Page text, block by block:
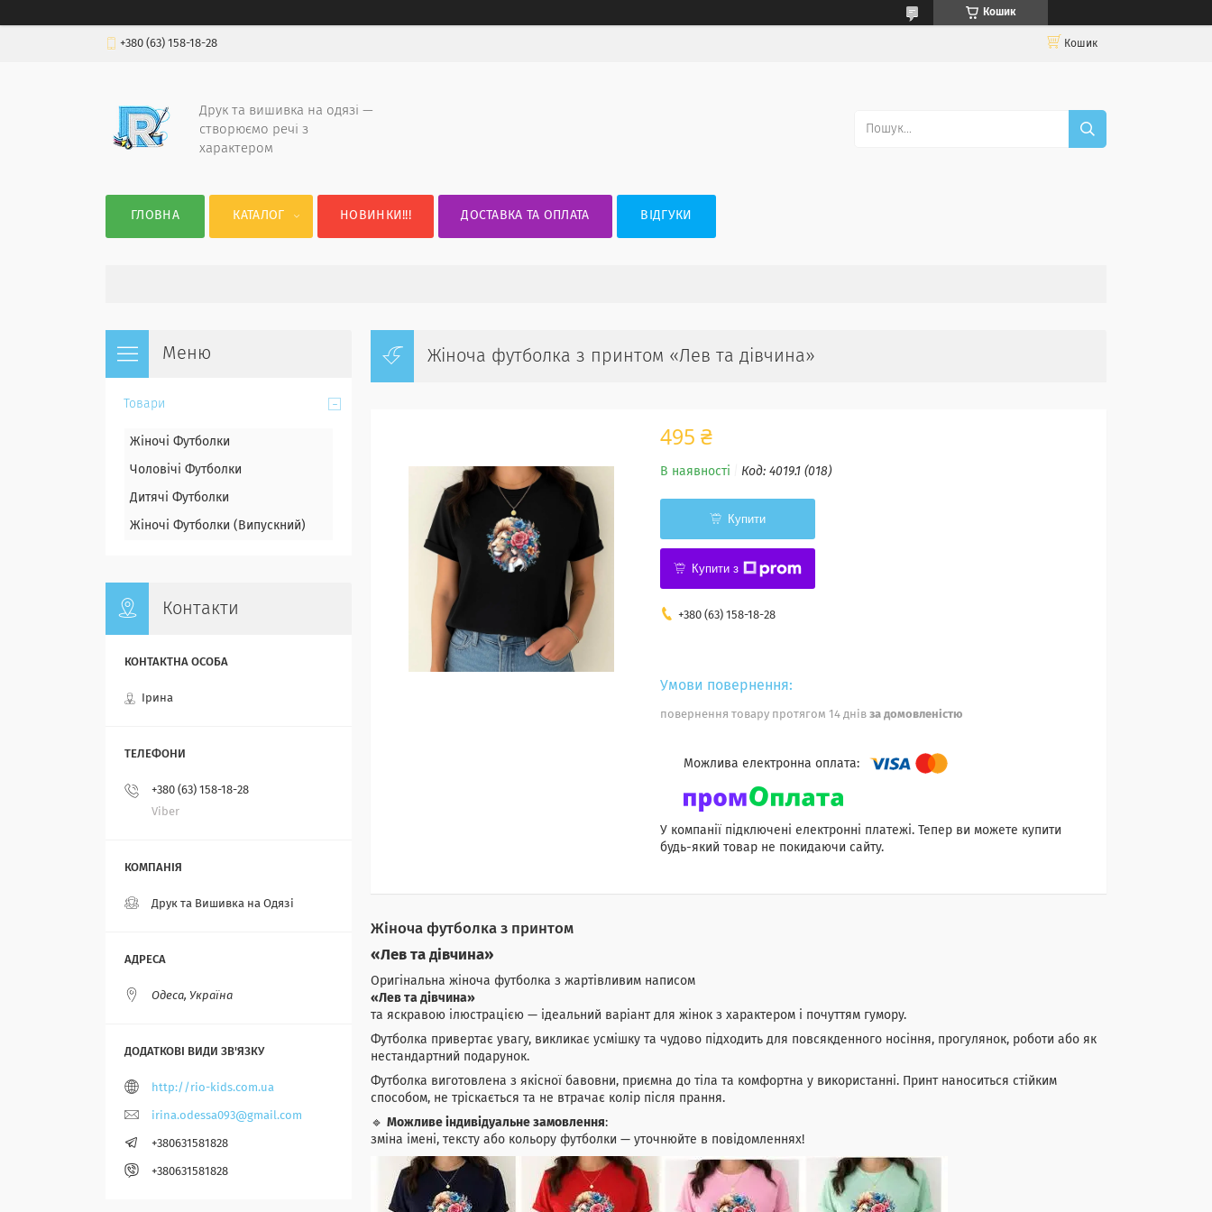
Кошик
+380 (63) 158-18-28 Кошик
Друк та вишивка на одязі —
створюємо речі з
характером
ГЛОВНА КАТАЛОГ НОВИНКИ!!! ДОСТАВКА ТА ОПЛАТА ВІДГУКИ
Жіноча футболка з принтом «Лев та дівчина»
495 ₴
В наявності Код: 4019.1 (018)
Купити
Купити з
+380 (63) 158-18-28
повернення товару протягом 14 днів за домовленістю
У компанії підключені електронні платежі. Тепер ви можете купити
будь-який товар не покидаючи сайту.
Жіноча футболка з принтом
«Лев та дівчина»
Оригінальна жіноча футболка з жартівливим написом
«Лев та дівчина»
та яскравою ілюстрацією — ідеальний варіант для жінок з характером і почуттям гумору.
Футболка привертає увагу, викликає усмішку та чудово підходить для повсякденного носіння, прогулянок, роботи або як
нестандартний подарунок.
Футболка виготовлена з якісної бавовни, приємна до тіла та комфортна у використанні. Принт наноситься стійким
способом, не тріскається та не втрачає колір після прання.
🔹 Можливе індивідуальне замовлення:
зміна імені, тексту або кольору футболки — уточнюйте в повідомленнях!
Товари
Жіночі Футболки
Чоловічі Футболки
Дитячі Футболки
Жіночі Футболки (Випускний)
Контакти
Ірина
+380 (63) 158-18-28
Viber
Друк та Вишивка на Одязі
Одеса, Україна
http://rio-kids.com.ua
irina.odessa093@gmail.com
+380631581828
+380631581828